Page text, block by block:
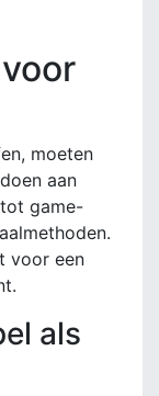
moeten
aan
game-
voor een
als